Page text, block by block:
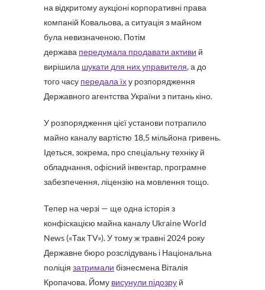
на відкритому аукціоні корпоративні права
компаній Ковальова, а ситуація з майном
була невизначеною. Потім
держава передумала продавати активи й
вирішила шукати для них управителя, а до
того часу передала їху розпорядження
Державного агентства України з питань кіно.
У розпорядження цієї установи потрапило
майно каналу вартістю 18,5 мільйона гривень.
Ідеться, зокрема, про спеціальну техніку й
обладнання, офісний інвентар, програмне
забезпечення, ліцензію на мовлення тощо.
Тепер на черзі — ще одна історія з
конфіскацією майна каналу Ukraine World
News («Так ТV»). У тому ж травні 2024 року
Державне бюро розслідувань і Національна
поліція затримали бізнесмена Віталія
Кропачова. Йому висунули підозру й